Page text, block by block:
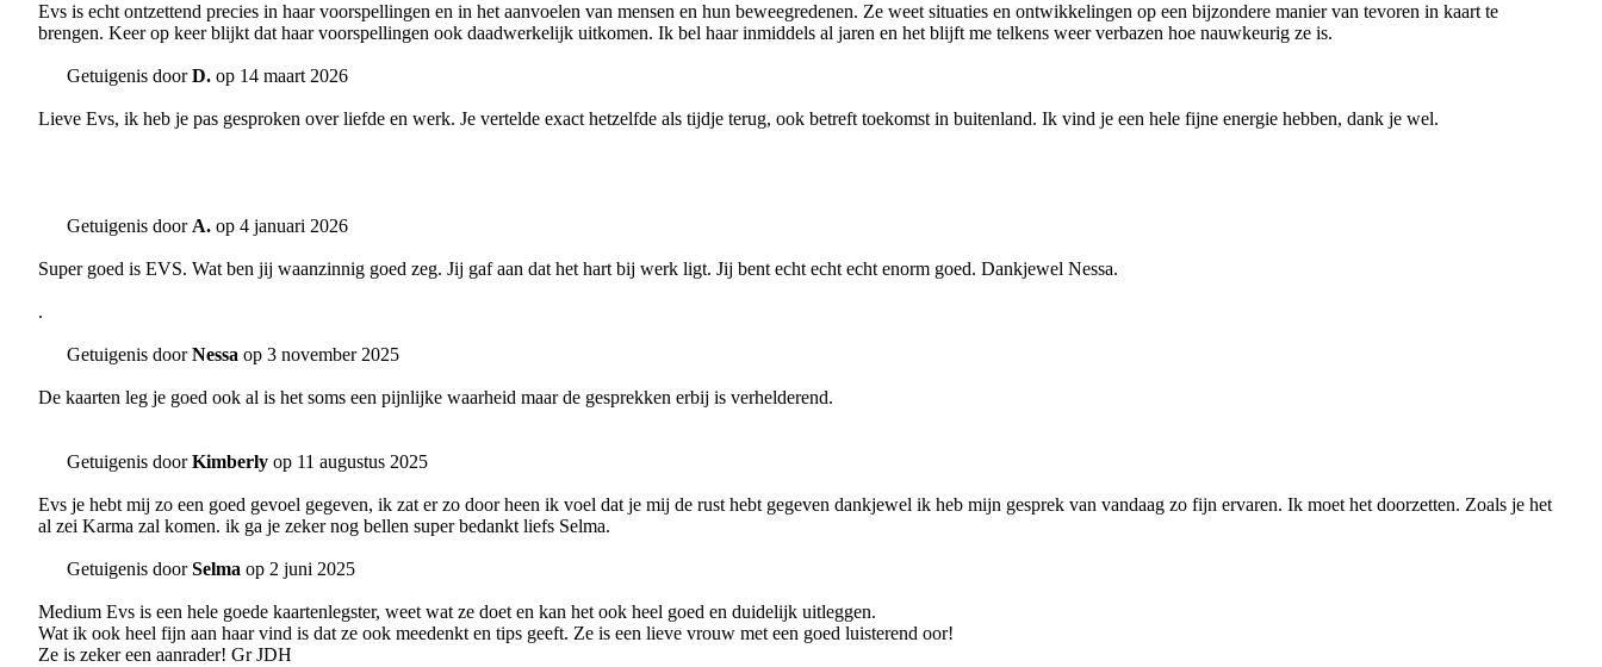
Evs is echt ontzettend precies in haar voorspellingen en in het aanvoelen van mensen en hun beweegredenen. Ze weet situaties en ontwikkelingen op een bijzondere manier van tevoren in kaart te
brengen. Keer op keer blijkt dat haar voorspellingen ook daadwerkelijk uitkomen. Ik bel haar inmiddels al jaren en het blijft me telkens weer verbazen hoe nauwkeurig ze is.
Getuigenis doorD. op 14 maart 2026
Lieve Evs, ik heb je pas gesproken over liefde en werk. Je vertelde exact hetzelfde als tijdje terug, ook betreft toekomst in buitenland. Ik vind je een hele fijne energie hebben, dank je wel.
Getuigenis door A. op 4 januari 2026
Super goed is EVS. Wat ben jij waanzinnig goed zeg. Jij gaf aan dat het hart bij werk ligt. Jij bent echt echt echt enorm goed. Dankjewel Nessa.
.
Getuigenis doorNessa op 3 november 2025
De kaarten leg je goed ook al is het soms een pijnlijke waarheid maar de gesprekken erbij is verhelderend.
Getuigenis doorKimberly op 11 augustus 2025
Evs je hebt mij zo een goed gevoel gegeven, ik zat er zo door heen ik voel dat je mij de rust hebt gegeven dankjewel ik heb mijn gesprek van vandaag zo fijn ervaren. Ik moet het doorzetten. Zoals je het
al zei Karma zal komen. ik ga je zeker nog bellen super bedankt liefs Selma.
Getuigenis doorSelma op 2 juni 2025
Medium Evs is een hele goede kaartenlegster, weet wat ze doet en kan het ook heel goed en duidelijk uitleggen.
Wat ik ook heel fijn aan haar vind is dat ze ook meedenkt en tips geeft. Ze is een lieve vrouw met een goed luisterend oor!
Ze is zeker een aanrader! Gr JDH